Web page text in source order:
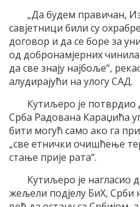
„Да будем правичан,
савјетници били су
договор и да се боре за
од добронамјерних
да све знају најбоље“,
алудирајући на улогу САД.
Кутиљеро је потврдио
Срба Радована Караџића
бити могућ само ако га
„све етнички очишћење
стање прије рата“.
Кутиљеро је нагласио
жељели подјелу БиХ,